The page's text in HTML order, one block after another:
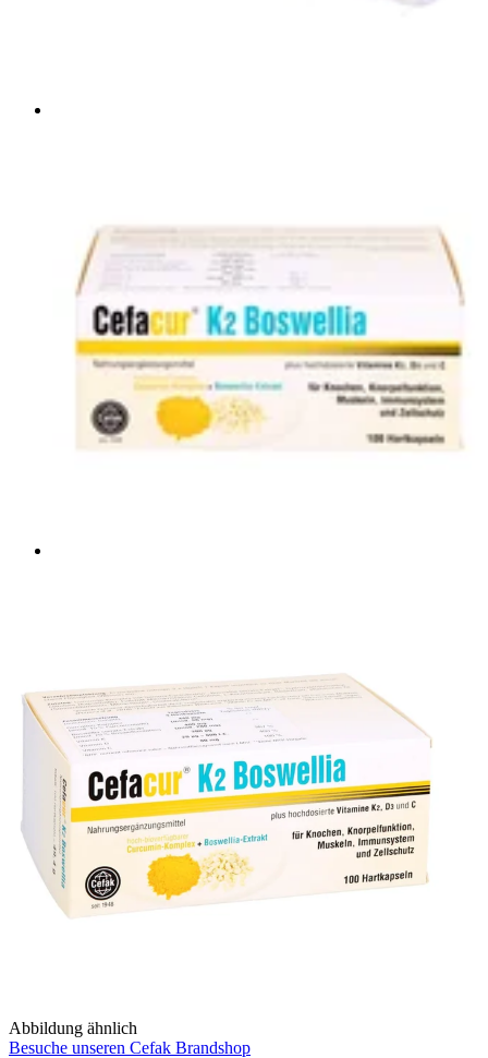
Abbildung ähnlich
Besuche unseren Cefak Brandshop